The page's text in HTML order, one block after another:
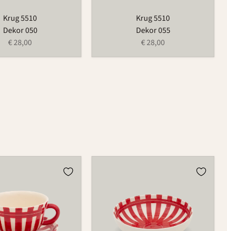
Krug 5510
Dekor 050
€ 28,00
Krug 5510
Dekor 055
€ 28,00